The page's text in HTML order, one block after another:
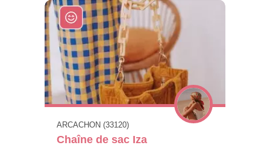
ARCACHON (33120)
Chaîne de sac Iza